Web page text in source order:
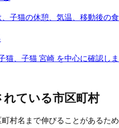
子猫の休憩、気温、移動後の
猫、子猫 宮崎 を中心に確認しま
ている市区町村
村名まで伸びることがあるた